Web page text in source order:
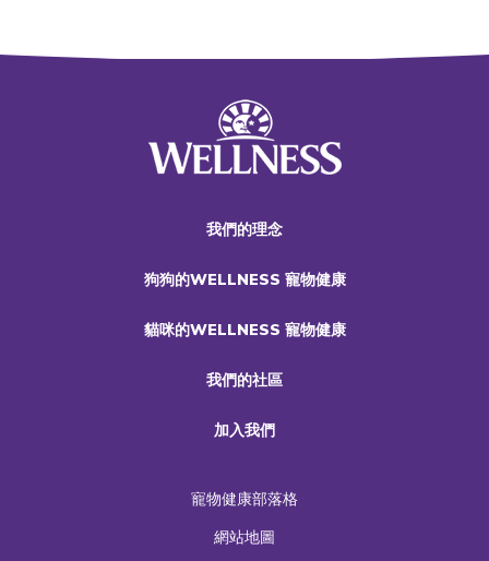
我們的理念
狗狗的WELLNESS 寵物健康
貓咪的WELLNESS 寵物健康
我們的社區
加入我們
寵物健康部落格
網站地圖